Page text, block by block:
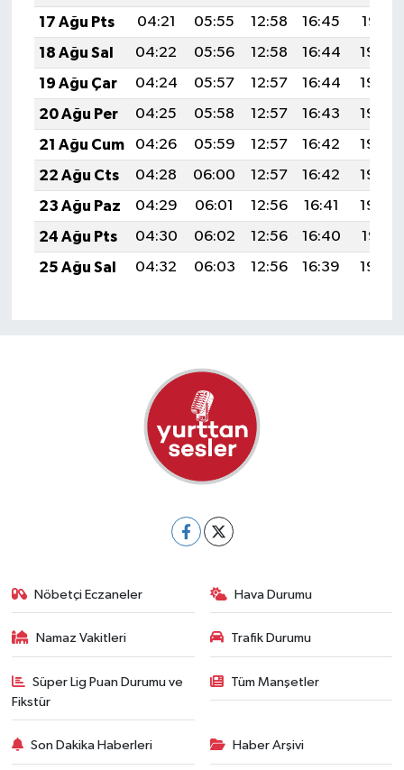
17 Ağu Pts
04:21 05:55 12:58 16:45
19:51
18 Ağu Sal
04:22 05:56 12:58 16:44
19:49
19 Ağu Çar
04:24 05:57 12:57 16:44
19:48
20 Ağu Per
04:25 05:58 12:57 16:43
19:46
21 Ağu Cum
04:26 05:59 12:57 16:42
19:45
22 Ağu Cts
04:28 06:00 12:57 16:42
19:44
23 Ağu Paz
04:29 06:01 12:56 16:41
19:42
24 Ağu Pts
04:30 06:02 12:56 16:40
19:41
25 Ağu Sal
04:32 06:03 12:56 16:39 19:39
Nöbetçi Eczaneler Hava Durumu
Namaz Vakitleri Trafik Durumu
Süper Lig Puan Durumu ve
Fikstür
Tüm Manşetler
Son Dakika Haberleri Haber Arşivi